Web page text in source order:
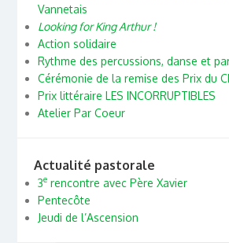
Vannetais
Looking for King Arthur !
Action solidaire
Rythme des percussions, danse et
Cérémonie de la remise des Prix du
Prix littéraire LES INCORRUPTIBLES
Atelier Par Coeur
Actualité pastorale
3erencontre avec Père Xavier
Pentecôte
Jeudi de l’Ascension